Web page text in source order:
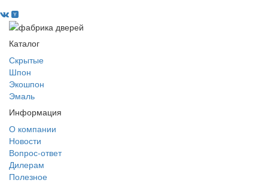
Каталог
Скрытые
Шпон
Экошпон
Эмаль
Информация
О компании
Новости
Вопрос-ответ
Дилерам
Полезное